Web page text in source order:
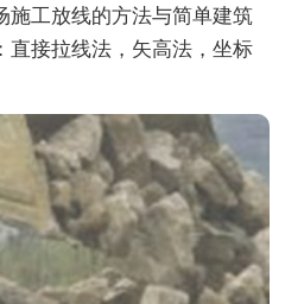
施工放线的方法与简单建筑
直接拉线法，矢高法，坐标